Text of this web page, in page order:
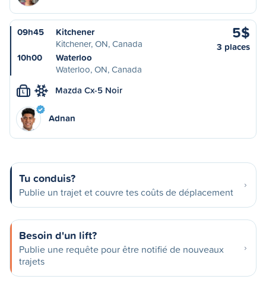
09h45
Kitchener
Kitchener, ON, Canada
10h00
Waterloo
Waterloo, ON, Canada
5$
3 places
L Mazda Cx-5 Noir
Adnan
Tu conduis?
Publie un trajet et couvre tes coûts de déplacement
Besoin d'un lift?
Publie une requête pour être notifié de nouveaux
trajets